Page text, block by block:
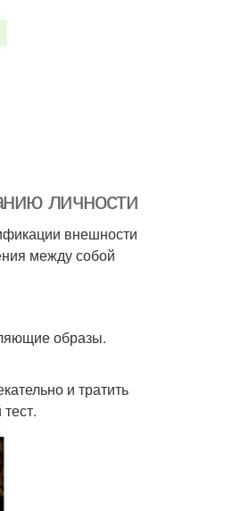
личности
внешности
между собой
образы.
и тратить